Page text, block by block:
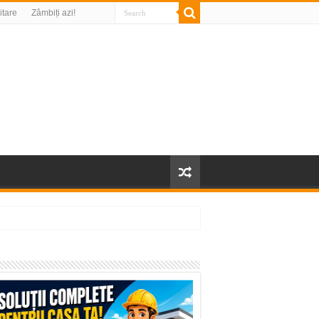
Zâmbiți azi!